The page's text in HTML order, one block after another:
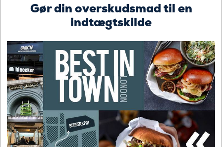
Gør din overskudsmad til en
indtægtskilde